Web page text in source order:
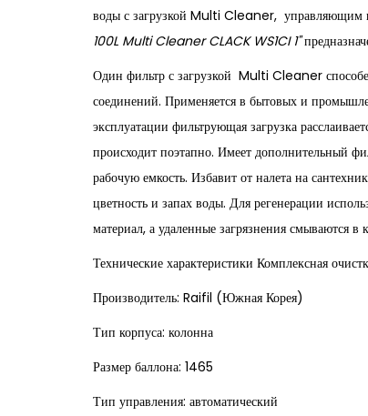
воды с загрузкой Multi Cleaner, управляющим
100L Multi Cleaner CLACK WS1CI 1"
Один фильтр с загрузкой Multi Cleaner
соединений. Применяется в бытовых и
эксплуатации фильтрующая загрузка
происходит поэтапно. Имеет дополнительный
рабочую емкость. Избавит от налета на
цветность и запах воды. Для регенерации
материал, а удаленные загрязнения смываются в
Технические характеристики Комплексная
Производитель: Raifil (Южная Корея)
Тип корпуса: колонна
Размер баллона: 1465
Тип управления: автоматический